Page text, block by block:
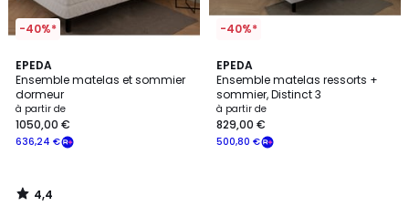
-40%*
EPEDA
Ensemble matelas et sommier
dormeur
à partir de
636,24 €
1050,00 €
4,4
/ 5
4,4
/
-40%*
EPEDA
Ensemble matelas ressorts +
sommier, Distinct 3
à partir de
500,80 €
829,00 €